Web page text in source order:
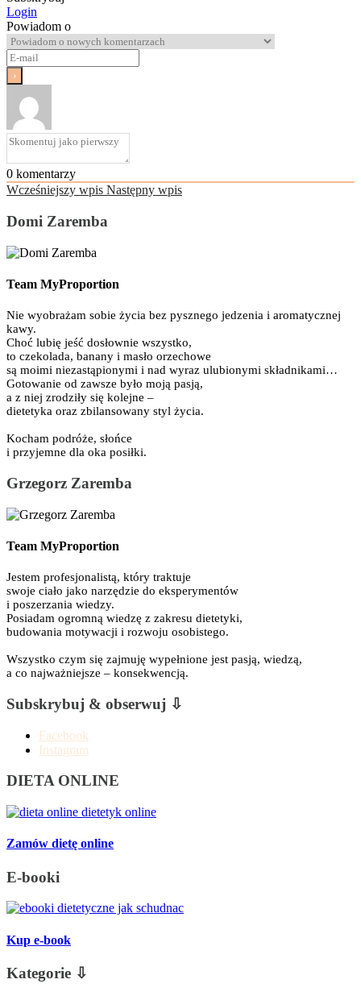
Login
Powiadom o
0 komentarzy
Wcześniejszy wpis Następny wpis
Domi Zaremba
Team MyProportion
Nie wyobrażam sobie życia bez pysznego jedzenia i aromatycznej
kawy.
Choć lubię jeść dosłownie wszystko,
to czekolada, banany i masło orzechowe
są moimi niezastąpionymi i nad wyraz ulubionymi składnikami…
Gotowanie od zawsze było moją pasją,
a z niej zrodziły się kolejne –
dietetyka oraz zbilansowany styl życia.
Kocham podróże, słońce
i przyjemne dla oka posiłki.
Grzegorz Zaremba
Team MyProportion
Jestem profesjonalistą, który traktuje
swoje ciało jako narzędzie do eksperymentów
i poszerzania wiedzy.
Posiadam ogromną wiedzę z zakresu dietetyki,
budowania motywacji i rozwoju osobistego.
Wszystko czym się zajmuję wypełnione jest pasją, wiedzą,
a co najważniejsze – konsekwencją.
Subskrybuj & obserwuj ⇩
Facebook
Instagram
DIETA ONLINE
Zamów dietę online
E-booki
Kup e-book
Kategorie ⇩